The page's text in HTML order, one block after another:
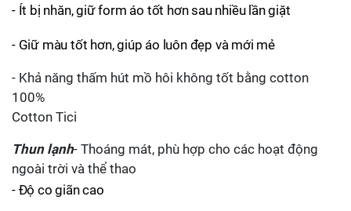
- Ít bị nhăn, giữ form áo tốt hơn sau nhiều lần giặt
- Giữ màu tốt hơn, giúp áo luôn đẹp và mới mẻ
- Khả năng thấm hút mồ hôi không tốt bằng cotton
100%
Cotton Tici
Thun lạnh- Thoáng mát, phù hợp cho các hoạt động
ngoài trời và thể thao
- Độ co giãn cao